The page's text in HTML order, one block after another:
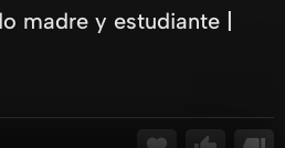
madre y estudiante |